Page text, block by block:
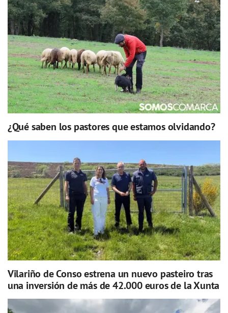
¿Qué saben los pastores que estamos olvidando?
Vilariño de Conso estrena un nuevo pasteiro tras
una inversión de más de 42.000 euros de la Xunta